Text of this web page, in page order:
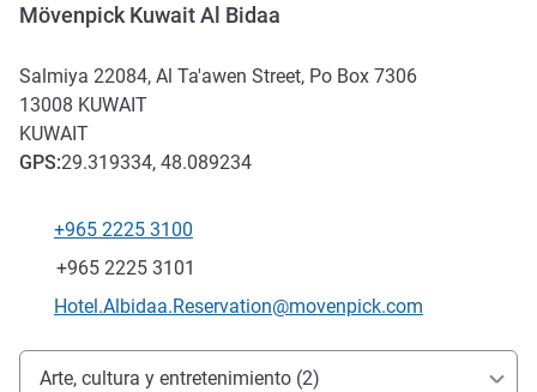
Mövenpick Kuwait Al Bidaa
Salmiya 22084, Al Ta'awen Street, Po Box 7306
13008 KUWAIT
KUWAIT
GPS:29.319334, 48.089234
Teléfono
+965 2225 3100
Fax
+965 2225 3101
Correo electrónico de contacto
Hotel.Albidaa.Reservation@movenpick.com
Acceso y transporte
Arte, cultura y entretenimiento (2)